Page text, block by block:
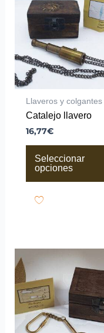
Llaveros y colgantes
Catalejo llavero
16,77€
Seleccionar
opciones
tiene
múltiples
variantes.
Las
opciones
se
pueden
elegir
en
la
de
producto
tiene
múltiples
variantes.
Las
opciones
se